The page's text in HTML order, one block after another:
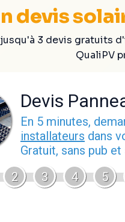
devis
3 devis gratuits
QualiPV
Devis
En 5 minutes,
installateurs dans
Gratuit, sans pub
2
3 4 5